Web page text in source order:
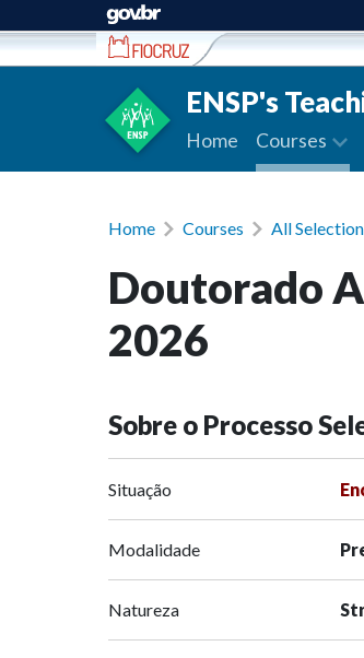
Ir para conteúdo
ENSP's
Home Courses
Home Courses All
Doutorado
2026
Sobre o Processo
Situação
Modalidade
Natureza